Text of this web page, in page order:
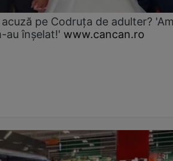
pe Codruța de adulter?
au înșelat!' www.cancan.ro